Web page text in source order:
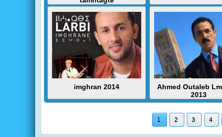
imghran 2014
Ahmed Outaleb
2013
1 2 3 4